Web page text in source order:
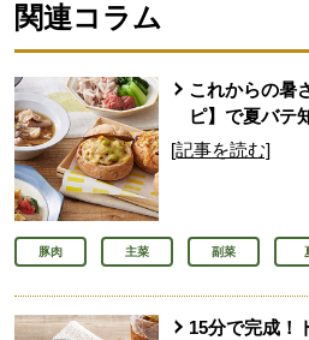
関連コラム
これからの暑
ピ】で夏バテ
[記事を読む]
豚肉 主菜 副菜
15分で完成！